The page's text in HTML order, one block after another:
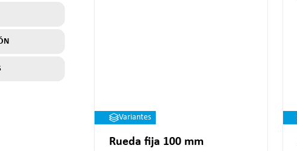
Variantes
Rueda fija 100 mm